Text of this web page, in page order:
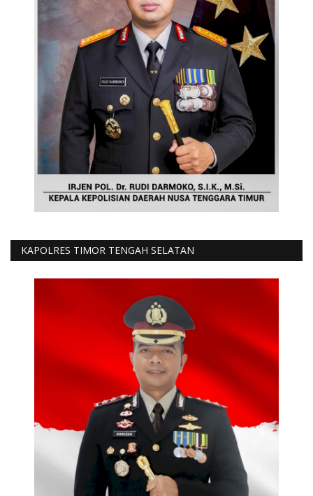
KAPOLRES TIMOR TENGAH SELATAN